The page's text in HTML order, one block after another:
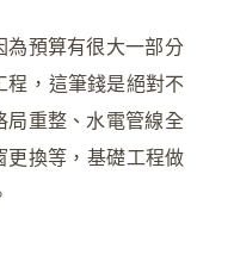
為預算有很大一部分
程 ， 這筆錢是絕對不
局重整、水電管線全
更換等 ，基礎工程做